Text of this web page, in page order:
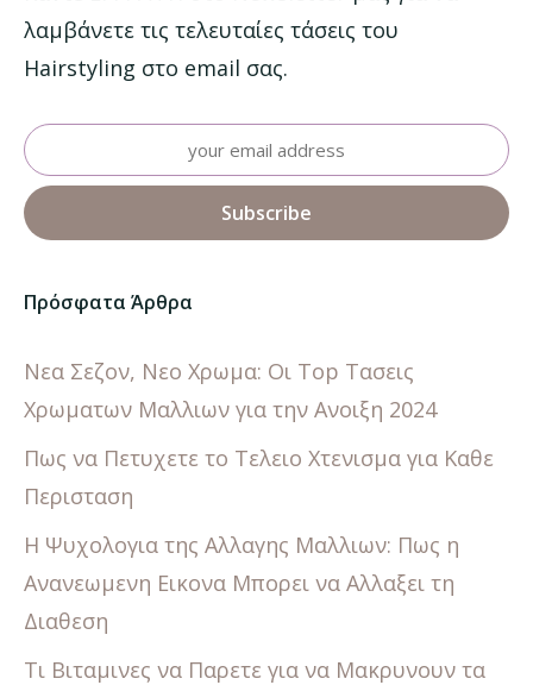
λαμβάνετε τις τελευταίες τάσεις του
Hairstyling στο email σας.
Πρόσφατα Άρθρα
Νεα Σεζον, Νεο Χρωμα: Οι Top Τασεις
Χρωματων Μαλλιων για την Ανοιξη 2024
Πως να Πετυχετε το Τελειο Χτενισμα για Καθε
Περισταση
Η Ψυχολογια της Αλλαγης Μαλλιων: Πως η
Ανανεωμενη Εικονα Μπορει να Αλλαξει τη
Διαθεση
Τι Βιταμινες να Παρετε για να Μακρυνουν τα